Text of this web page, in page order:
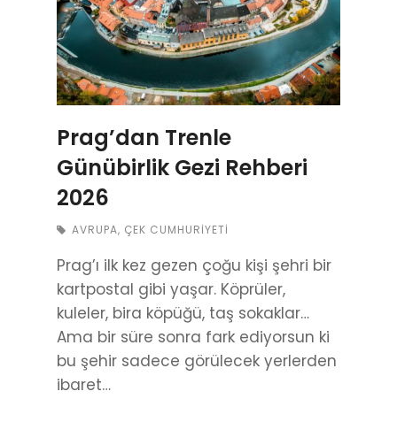
Prag’dan Trenle
Günübirlik Gezi Rehberi
2026
AVRUPA, ÇEK CUMHURIYETI
Prag’ı ilk kez gezen çoğu kişi şehri bir
kartpostal gibi yaşar. Köprüler,
kuleler, bira köpüğü, taş sokaklar…
Ama bir süre sonra fark ediyorsun ki
bu şehir sadece görülecek yerlerden
ibaret…